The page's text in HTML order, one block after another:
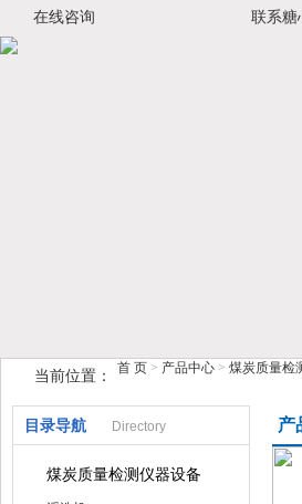
鹤壁市糖心VIOG破解版仪器仪表有限
在线咨询 联系糖
当前位置： 首 页 > 产品中心 > 煤炭质量检
目录导航 Directory
煤炭质量检测仪器设备
产